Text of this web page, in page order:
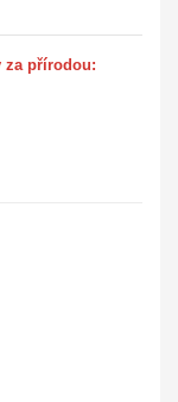
za přírodou: